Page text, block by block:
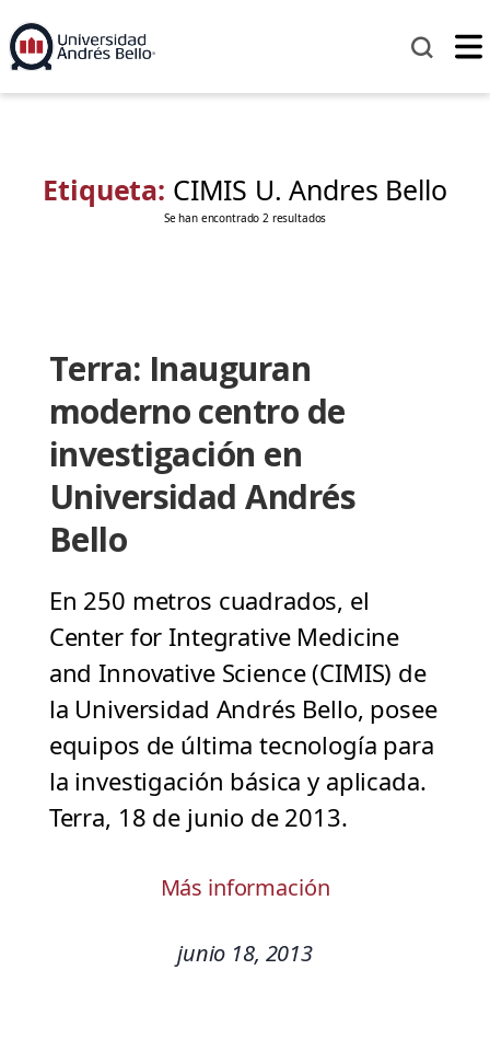
Etiqueta: CIMIS U. Andres Bello
Se han encontrado 2 resultados
Terra: Inauguran
moderno centro de
investigación en
Universidad Andrés
Bello
En 250 metros cuadrados, el
Center for Integrative Medicine
and Innovative Science (CIMIS) de
la Universidad Andrés Bello, posee
equipos de última tecnología para
la investigación básica y aplicada.
Terra, 18 de junio de 2013.
Más información
junio 18, 2013